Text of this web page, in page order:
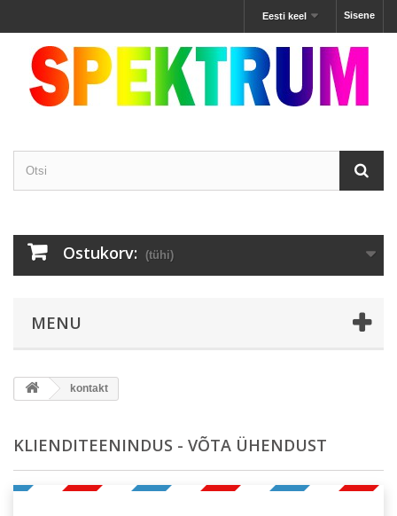
Sisene
Eesti keel
Ostukorv: (tühi)
MENU
kontakt
KLIENDITEENINDUS - VÕTA ÜHENDUST